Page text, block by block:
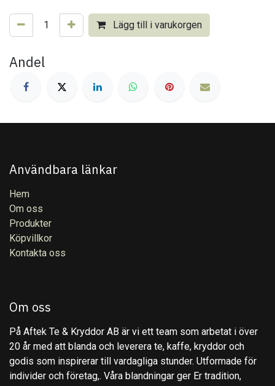
Lägg till i varukorgen
Andel
Användbara länkar
Hem
Om oss
Produkter
Köpvillkor
Kontakta oss
Om oss
På Aftek Te & Kryddor AB är vi ett team som arbetat i över
20 år med att blanda och leverera te, kaffe, kryddor och
godis som inspirerar till vardagliga stunder. Utformade för
individer och företag,. Våra blandningar ger Er tradition,